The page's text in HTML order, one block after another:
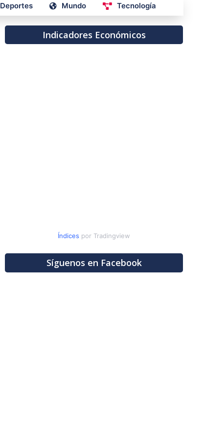
Deportes Mundo Tecnología
Indicadores Económicos
Índices por Tradingview
Síguenos en Facebook